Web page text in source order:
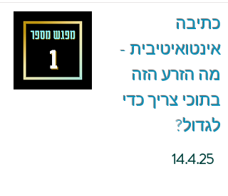
כתיבה
אינטואיטיבית -
מה הזרע הזה
בתוכי צריך כדי
לגדול?
14.4.25